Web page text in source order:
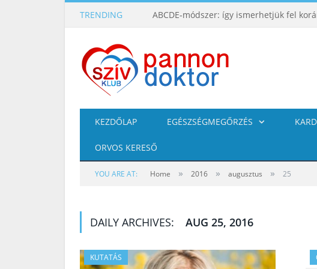
TRENDING
KEZDŐLAP EGÉSZSÉGMEGŐRZÉS
ORVOS KERESŐ
YOU ARE AT: Home » 2016 » augusztus » 25
DAILY ARCHIVES: AUG 25, 2016
KUTATÁS